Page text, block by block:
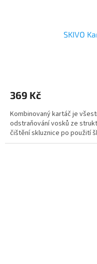
SKIVO
369 Kč
Kombinovaný kartáč je
odstraňování vosků ze
čištění skluznice po použití